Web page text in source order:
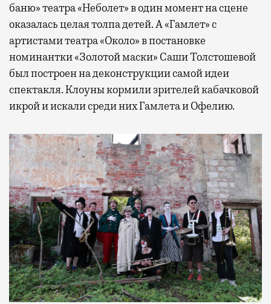
баню» театра «Неболет» в один момент на сцене
оказалась целая толпа детей. А «Гамлет» с
артистами театра «Около» в постановке
номинантки «Золотой маски» Саши Толстошевой
был построен на деконструкции самой идеи
спектакля. Клоуны кормили зрителей кабачковой
икрой и искали среди них Гамлета и Офелию.